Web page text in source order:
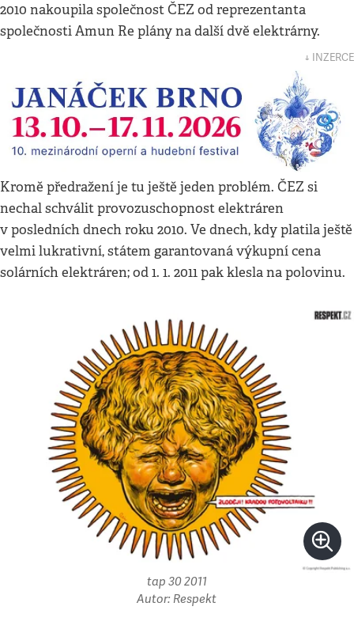
2010 nakoupila společnost ČEZ od reprezentanta
společnosti Amun Re plány na další dvě elektrárny.
↓ INZERCE
Kromě předražení je tu ještě jeden problém. ČEZ si
nechal schválit provozuschopnost elektráren
v posledních dnech roku 2010. Ve dnech, kdy platila ještě
velmi lukrativní, státem garantovaná výkupní cena
solárních elektráren; od 1. 1. 2011 pak klesla na polovinu.
tap 30 2011
Autor: Respekt